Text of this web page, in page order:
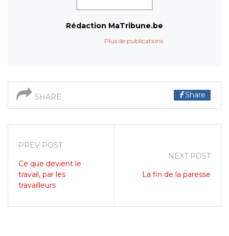
Rédaction MaTribune.be
Plus de publications
SHARE Share
PREV POST
Ce que devient le
travail, par les
travailleurs
NEXT POST
La fin de la paresse